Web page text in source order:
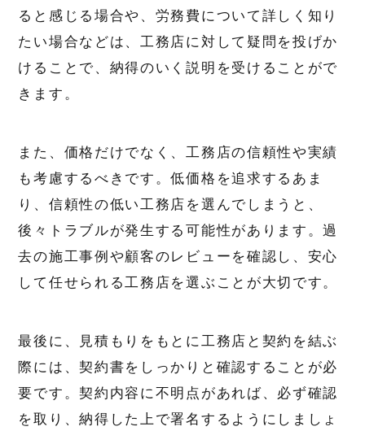
ると感じる場合や、労務費について詳しく知り
たい場合などは、工務店に対して疑問を投げか
けることで、納得のいく説明を受けることがで
きます。
また、価格だけでなく、工務店の信頼性や実績
も考慮するべきです。低価格を追求するあま
り、信頼性の低い工務店を選んでしまうと、
後々トラブルが発生する可能性があります。過
去の施工事例や顧客のレビューを確認し、安心
して任せられる工務店を選ぶことが大切です。
最後に、見積もりをもとに工務店と契約を結ぶ
際には、契約書をしっかりと確認することが必
要です。契約内容に不明点があれば、必ず確認
を取り、納得した上で署名するようにしましょ